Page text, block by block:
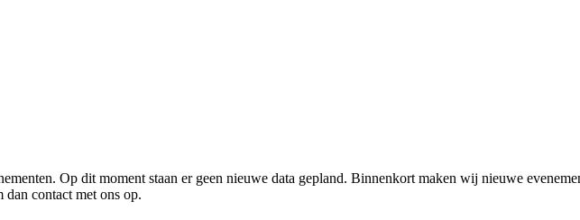
Op dit moment staan er geen nieuwe data gepland. Binnenkort maken wij nieuwe
contact met ons op.